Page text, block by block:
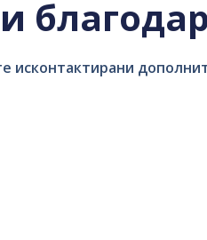
исконтактирани